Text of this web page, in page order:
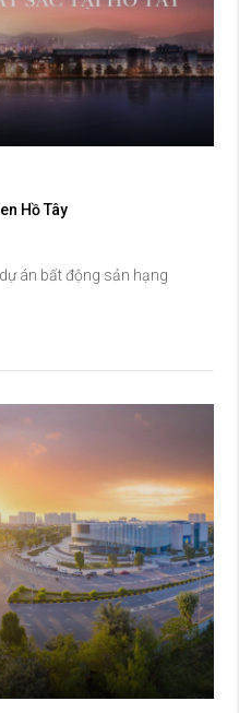
Hồ Tây
án bất động sản hạng